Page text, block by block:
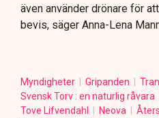
även använder drönare för
bevis, säger Anna-Lena
Myndigheter Gripanden
Svensk Torv : en naturlig råvara
Tove Lifvendahl
Neova